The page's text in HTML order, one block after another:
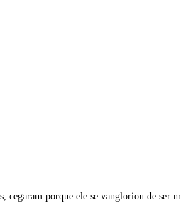
porque ele se vangloriou de